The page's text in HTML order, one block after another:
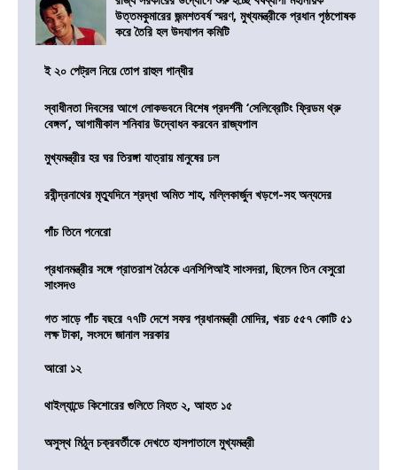
উত্তমকুমারের জন্মশতবর্ষ স্মরণ, মুখ্যমন্ত্রীকে প্রধান পৃষ্ঠপোষক
করে তৈরি হল উদযাপন কমিটি
ই ২০ পেট্রল নিয়ে তোপ রাহুল গান্ধীর
স্বাধীনতা দিবসের আগে লোকভবনে বিশেষ প্রদর্শনী ‘সেলিব্রেটিং ফ্রিডম থ্রু
বেঙ্গল’, আগামীকাল শনিবার উদ্বোধন করবেন রাজ্যপাল
মুখ্যমন্ত্রীর হর ঘর তিরঙ্গা যাত্রায় মানুষের ঢল
রবীন্দ্রনাথের মৃত্যুদিনে শ্রদ্ধা অমিত শাহ, মল্লিকার্জুন খড়গে-সহ অন্যদের
পাঁচ তিনে পনেরো
প্রধানমন্ত্রীর সঙ্গে প্রাতরাশ বৈঠকে এনসিপিআই সাংসদরা, ছিলেন তিন বেসুরো
সাংসদও
গত সাড়ে পাঁচ বছরে ৭৭টি দেশে সফর প্রধানমন্ত্রী মোদির, খরচ ৫৫৭ কোটি ৫১
লক্ষ টাকা, সংসদে জানাল সরকার
আরো ১২
থাইল্যান্ডে কিশোরের গুলিতে নিহত ২, আহত ১৫
অসুস্থ মিঠুন চক্রবর্তীকে দেখতে হাসপাতালে মুখ্যমন্ত্রী